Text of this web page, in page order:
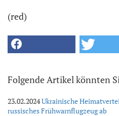
(red)
Folgende Artikel könnten
23.02.2024Ukrainische
russisches Frühwarnflugzeug ab